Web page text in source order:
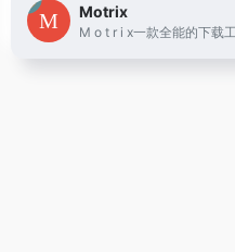
Motrix